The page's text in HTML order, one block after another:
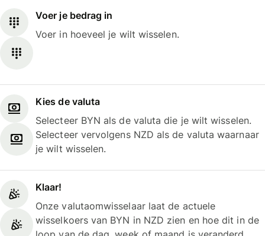
Voer je bedrag in
Voer in hoeveel je wilt wisselen.
Kies de valuta
Selecteer BYN als de valuta die je wilt wisselen.
Selecteer vervolgens NZD als de valuta waarnaar
je wilt wisselen.
Klaar!
Onze valutaomwisselaar laat de actuele
wisselkoers van BYN in NZD zien en hoe dit in de